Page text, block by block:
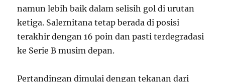
namun lebih baik dalam selisih gol di urutan
ketiga. Salernitana tetap berada di posisi
terakhir dengan 16 poin dan pasti terdegradasi
ke Serie B musim depan.
Pertandingan dimulai dengan tekanan dari